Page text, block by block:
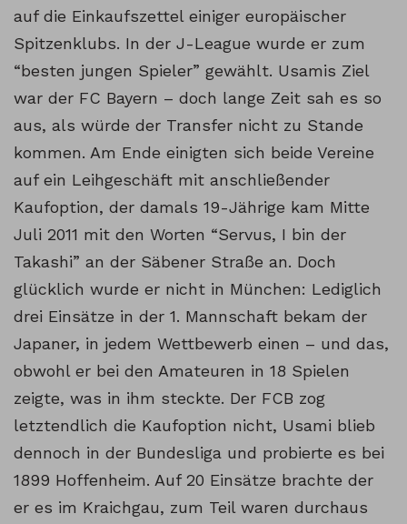
auf die Einkaufszettel einiger europäischer
Spitzenklubs. In der J-League wurde er zum
“besten jungen Spieler” gewählt. Usamis Ziel
war der FC Bayern – doch lange Zeit sah es so
aus, als würde der Transfer nicht zu Stande
kommen. Am Ende einigten sich beide Vereine
auf ein Leihgeschäft mit anschließender
Kaufoption, der damals 19-Jährige kam Mitte
Juli 2011 mit den Worten “Servus, I bin der
Takashi” an der Säbener Straße an. Doch
glücklich wurde er nicht in München: Lediglich
drei Einsätze in der 1. Mannschaft bekam der
Japaner, in jedem Wettbewerb einen – und das,
obwohl er bei den Amateuren in 18 Spielen
zeigte, was in ihm steckte. Der FCB zog
letztendlich die Kaufoption nicht, Usami blieb
dennoch in der Bundesliga und probierte es bei
1899 Hoffenheim. Auf 20 Einsätze brachte der
er es im Kraichgau, zum Teil waren durchaus